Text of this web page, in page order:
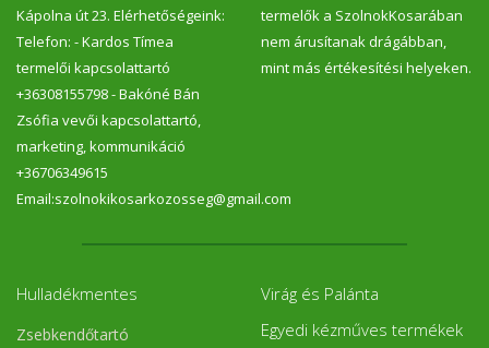
Kápolna út 23. Elérhetőségeink:
Telefon: - Kardos Tímea
termelői kapcsolattartó
+36308155798 - Bakóné Bán
Zsófia vevői kapcsolattartó,
marketing, kommunikáció
+36706349615
Email:szolnokikosarkozosseg@gmail.com
termelők a SzolnokKosarában
nem árusítanak drágábban,
mint más értékesítési helyeken.
Hulladékmentes
Zsebkendőtartó
Virág és Palánta
Egyedi kézműves termékek